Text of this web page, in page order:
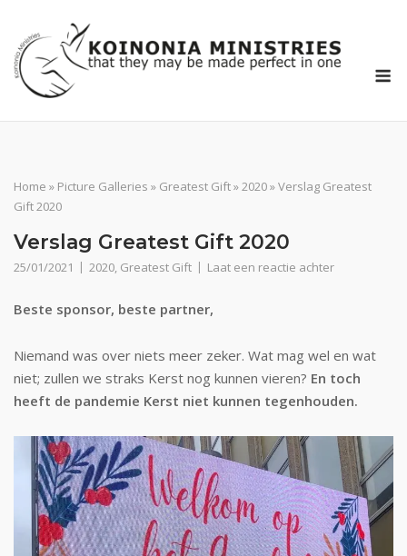
de
inhoud
Home » Picture Galleries » Greatest Gift» 2020»Verslag Greatest
Gift 2020
Verslag Greatest Gift 2020
25/01/2021 2020 Greatest Gift Laat een reactie achter
Beste sponsor, beste partner,
Niemand was over niets meer zeker. Wat mag wel en wat
niet; zullen we straks Kerst nog kunnen vieren? En toch
heeft de pandemie Kerst niet kunnen tegenhouden.